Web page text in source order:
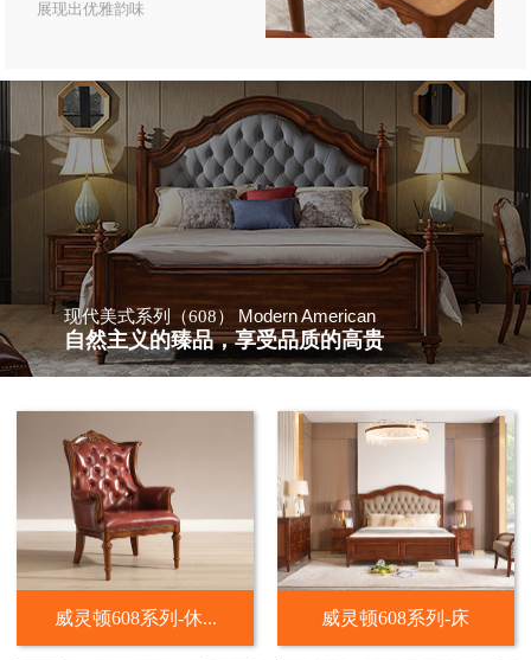
展现出优雅韵味
现代美式系列（608） Modern American
自然主义的臻品，享受品质的高贵
威灵顿608系列-休... 威灵顿608系列-床